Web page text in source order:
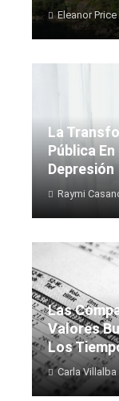
Eleanor Price
La
Pública
Depresión
Raymi
Las
Valores
Los
Carla Villalba